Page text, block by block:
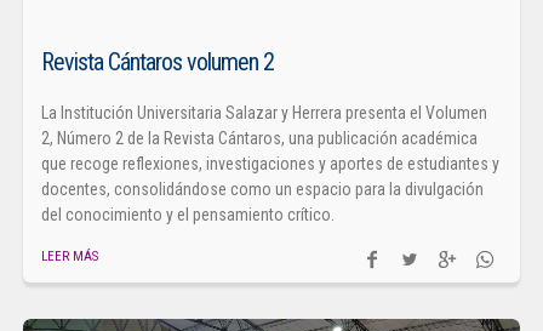
Revista Cántaros volumen 2
La Institución Universitaria Salazar y Herrera presenta el Volumen
2, Número 2 de la Revista Cántaros, una publicación académica
que recoge reflexiones, investigaciones y aportes de estudiantes y
docentes, consolidándose como un espacio para la divulgación
del conocimiento y el pensamiento crítico.
LEER MÁS